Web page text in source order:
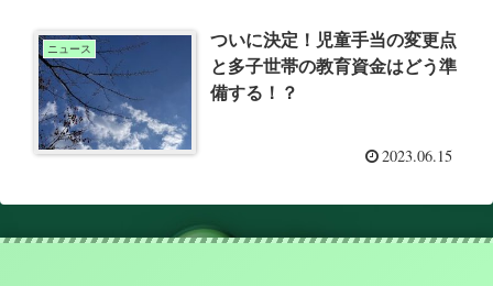
ニュース
ついに決定！児童手当の変更点
と多子世帯の教育資金はどう準
備する！？
2023.06.15